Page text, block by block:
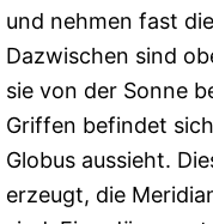
und nehmen fast
Dazwischen sind
sie von der Sonne
Griffen befindet
Globus aussieht.
erzeugt, die